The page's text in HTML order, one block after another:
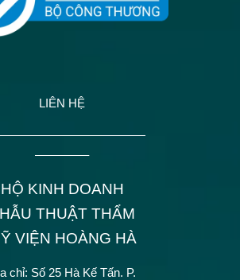
LIÊN HỆ
————–
HỘ KINH DOANH
THUẬT THẨM
VIỆN HOÀNG HÀ
chỉ: Số 25 Hà Kế Tấn. P.